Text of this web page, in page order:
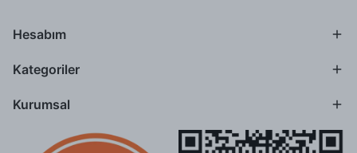
Hesabım
Kategoriler
Kurumsal